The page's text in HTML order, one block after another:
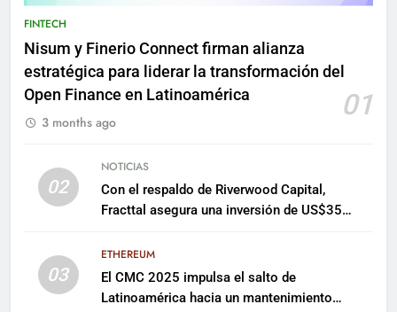
FINTECH
Nisum y Finerio Connect firman alianza
estratégica para liderar la transformación del
Open Finance en Latinoamérica
01
3 months ago
02
NOTICIAS
Con el respaldo de Riverwood Capital,
Fracttal asegura una inversión de US$35
03
ETHEREUM
El CMC 2025 impulsa el salto de
Latinoamérica hacia un mantenimiento